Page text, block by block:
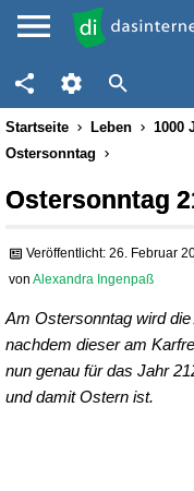
Startseite Leben 1000
Ostersonntag
Ostersonntag
Veröffentlicht: 26. Februar
von Alexandra Ingenpaß
Am Ostersonntag wird
nachdem dieser am
nun genau für das Jahr
und damit Ostern ist.